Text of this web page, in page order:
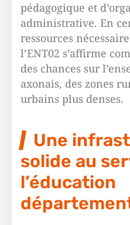
pédagogique et
administrative. En
ressources
l’ENT02 s’affirme
des chances sur
axonais, des zones
urbains plus denses.
Une
solide au
l’éducation